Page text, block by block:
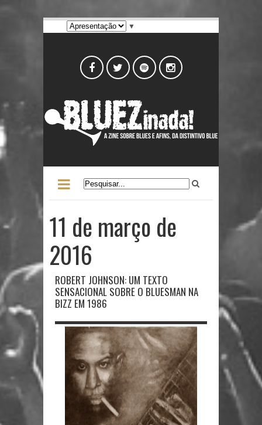
▼
11 de março de
2016
ROBERT JOHNSON: UM TEXTO
SENSACIONAL SOBRE O BLUESMAN NA
BIZZ EM 1986